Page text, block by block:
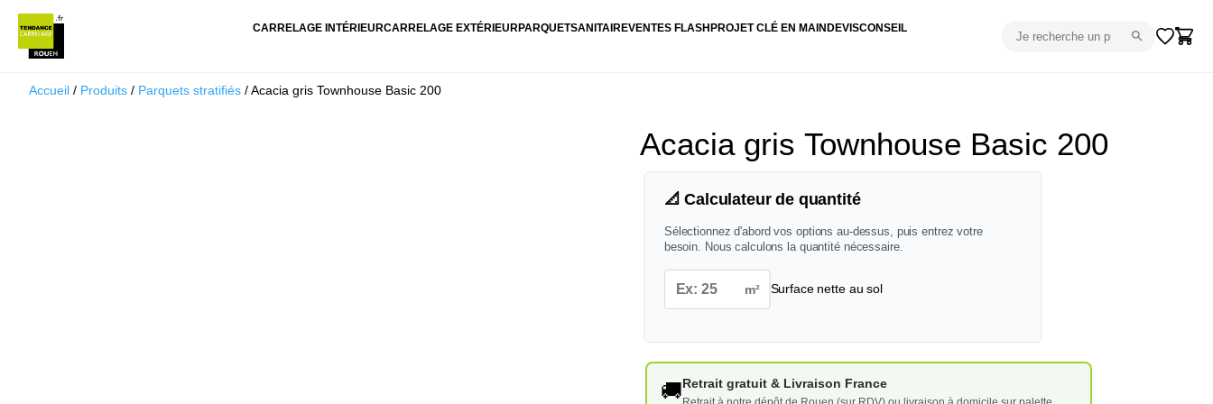
CARRELAGE INTÉRIEURCARRELAGE EXTÉRIEURPARQUETSANITAIREVENTES FLASH PROJET CLÉ EN MAIN DEVISCONSEIL
Accueil / Produits / Parquets stratifiés / Acacia gris Townhouse Basic 200
Acacia gris Townhouse Basic 200
📐 Calculateur de quantité
Sélectionnez d'abord vos options au-dessus, puis entrez votre
besoin. Nous calculons la quantité nécessaire.
m² Surface nette au sol
🚚Retrait gratuit & Livraison France